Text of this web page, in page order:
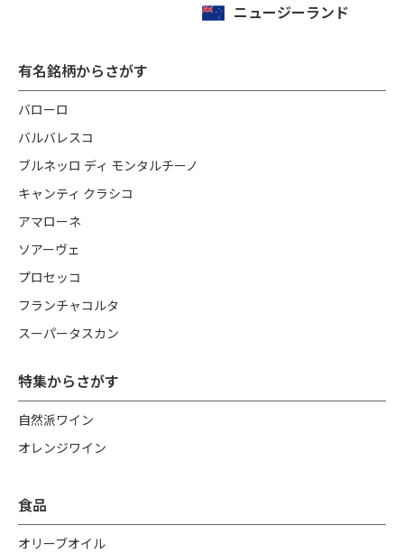
ニュージーランド
有名銘柄からさがす
バローロ
バルバレスコ
ブルネッロ ディ モンタルチーノ
キャンティ クラシコ
アマローネ
ソアーヴェ
プロセッコ
フランチャコルタ
スーパータスカン
特集からさがす
自然派ワイン
オレンジワイン
食品
オリーブオイル